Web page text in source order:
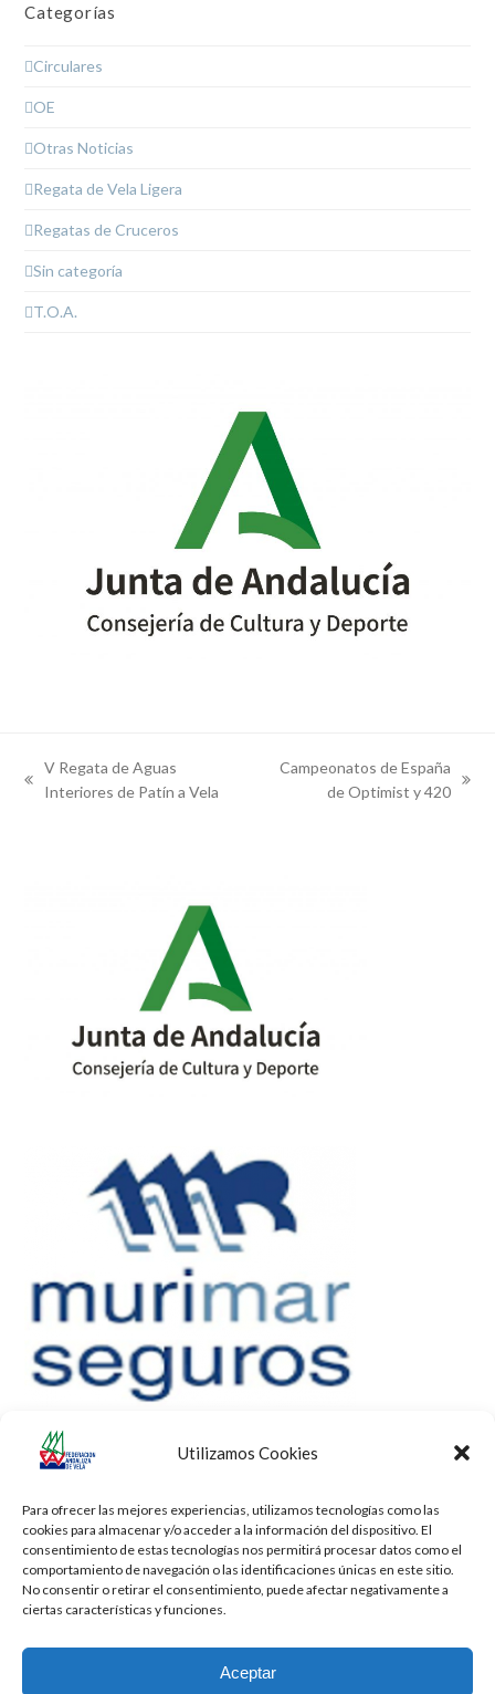
Utilizamos Cookies
Para ofrecer las mejores experiencias, utilizamos tecnologías como las
cookies para almacenar y/o acceder a la información del dispositivo. El
consentimiento de estas tecnologías nos permitirá procesar datos como el
comportamiento de navegación o las identificaciones únicas en este sitio.
No consentir o retirar el consentimiento, puede afectar negativamente a
ciertas características y funciones.
Aceptar
Categorías
Circulares
OE
Otras Noticias
Regata de Vela Ligera
Regatas de Cruceros
Sin categoría
T.O.A.
previous
V Regata de Aguas
Interiores de Patín a Vela
Campeonatos de España
de Optimist y 420